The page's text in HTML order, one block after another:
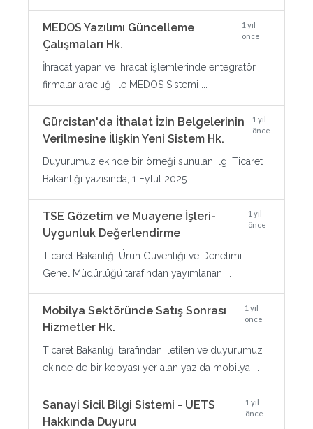
MEDOS Yazılımı Güncelleme
Çalışmaları Hk.
1 yıl
önce
İhracat yapan ve ihracat işlemlerinde entegratör
firmalar aracılığı ile MEDOS Sistemi ...
Gürcistan'da İthalat İzin Belgelerinin
Verilmesine İlişkin Yeni Sistem Hk.
1 yıl
önce
Duyurumuz ekinde bir örneği sunulan ilgi Ticaret
Bakanlığı yazısında, 1 Eylül 2025 ...
TSE Gözetim ve Muayene İşleri-
Uygunluk Değerlendirme
1 yıl
önce
Ticaret Bakanlığı Ürün Güvenliği ve Denetimi
Genel Müdürlüğü tarafından yayımlanan ...
Mobilya Sektöründe Satış Sonrası
Hizmetler Hk.
1 yıl
önce
Ticaret Bakanlığı tarafından iletilen ve duyurumuz
ekinde de bir kopyası yer alan yazıda mobilya ...
Sanayi Sicil Bilgi Sistemi - UETS
Hakkında Duyuru
1 yıl
önce